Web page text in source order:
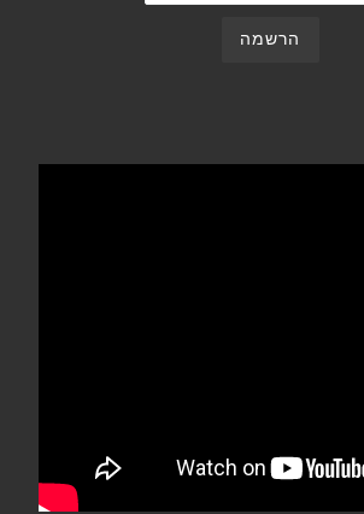
הרשמה